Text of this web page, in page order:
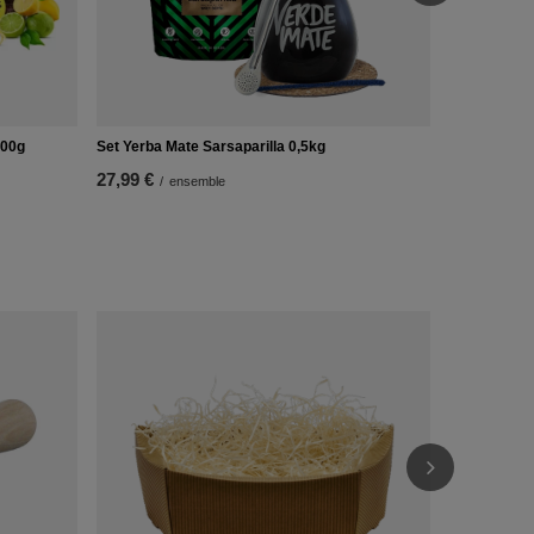
Set Yerba Mate Sarsaparilla 0,5kg
27,99 € / ensemble